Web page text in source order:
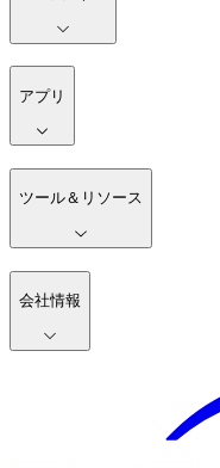
アプリ
ツール＆リソース
会社情報